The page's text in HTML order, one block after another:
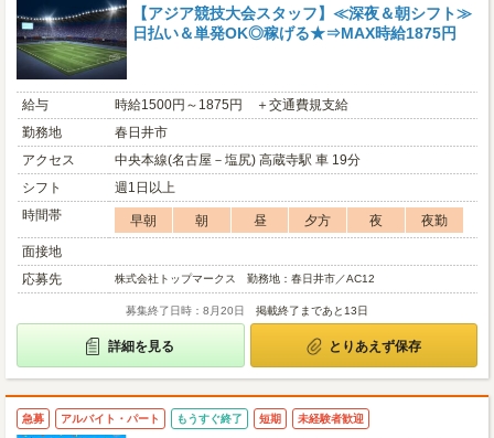
【アジア競技大会スタッフ】≪深夜＆朝シフト≫
日払い＆単発OK◎稼げる★⇒MAX時給1875円
給与
時給1500円～1875円 ＋交通費規支給
勤務地
春日井市
アクセス
中央本線(名古屋－塩尻) 高蔵寺駅 車 19分
シフト
週1日以上
時間帯
早朝 朝 昼 夕方 夜
夜勤
面接地
応募先
株式会社トップマークス 勤務地：春日井市／AC12
募集終了日時：8月20日 掲載終了まであと13日
詳細を見る とりあえず保存
急募 アルバイト・パート もうすぐ終了 短期 未経験者歓迎